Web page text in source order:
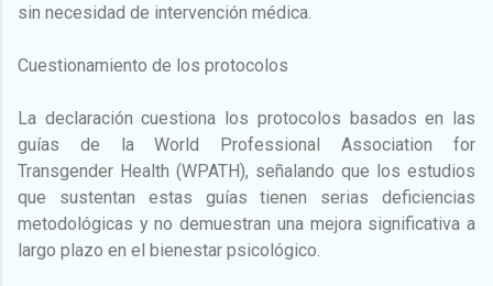
sin necesidad de intervención médica.
Cuestionamiento de los protocolos
La declaración cuestiona los protocolos basados en las
guías de la World Professional Association for
Transgender Health (WPATH), señalando que los estudios
que sustentan estas guías tienen serias deficiencias
metodológicas y no demuestran una mejora significativa a
largo plazo en el bienestar psicológico.